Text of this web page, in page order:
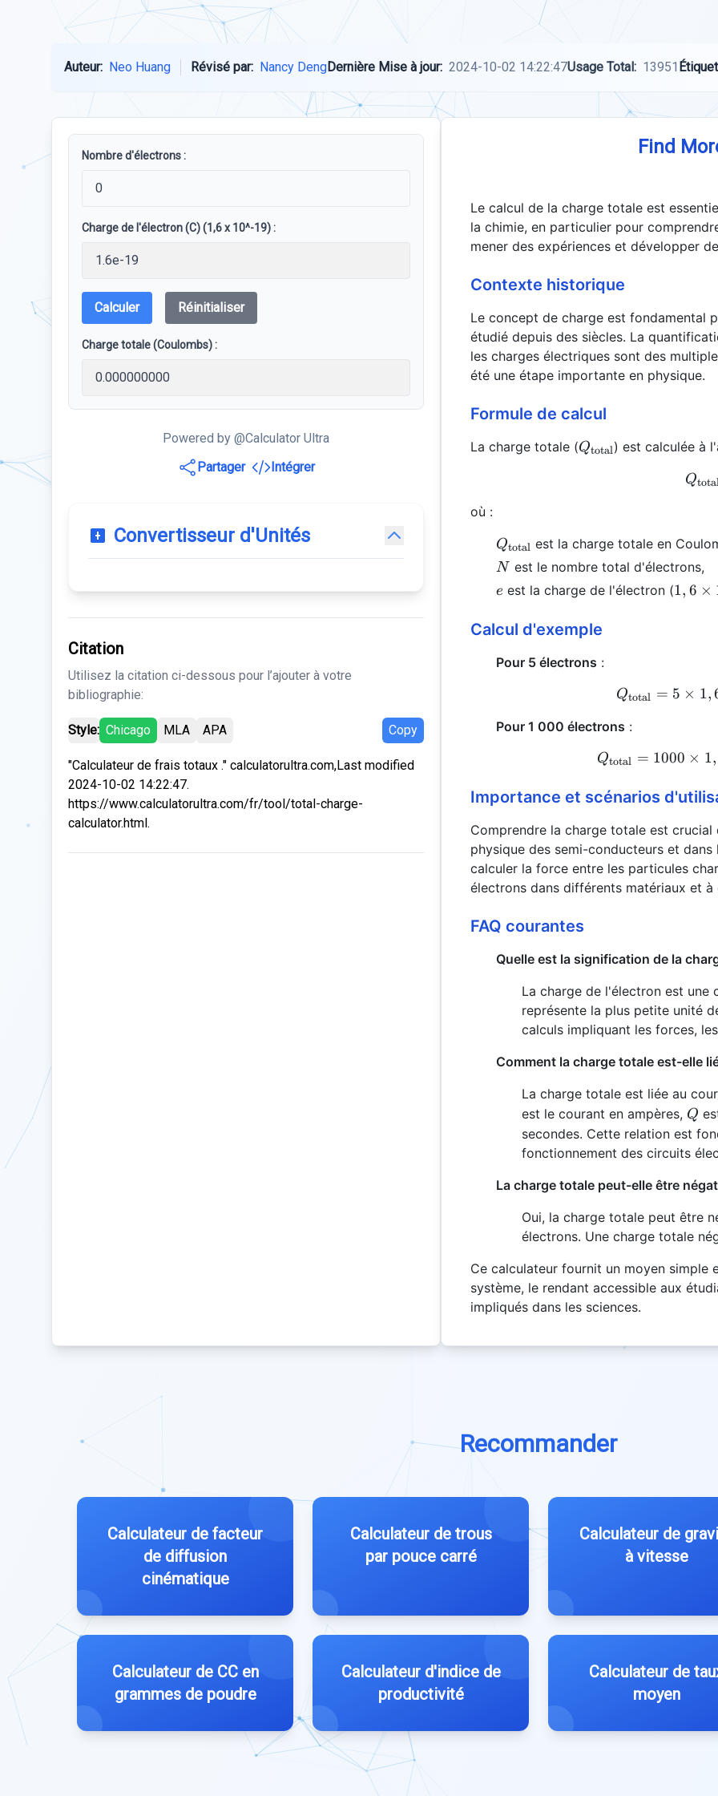
Auteur: Neo Huang Révisé par: Nancy DengDernière Mise à jour: 2024-10-02 14:22:47Usage Total: 13951
Nombre d'électrons :
Charge de l'électron (C) (1,6 x 10^-19) :
Calculer Réinitialiser
Charge totale (Coulombs) :
Powered by @Calculator Ultra
Partager
Intégrer
Convertisseur d'Unités
Citation
Utilisez la citation ci-dessous pour l’ajouter à votre
bibliographie:
Style: Chicago MLA APA Copy
"Calculateur de frais totaux ." calculatorultra.com,Last modified
2024-10-02 14:22:47.
https://www.calculatorultra.com/fr/tool/total-charge-
calculator.html.
Find
Le calcul de la charge totale est
la chimie, en particulier pour
mener des expériences et développer
Contexte historique
Le concept de charge est fondamental
étudié depuis des siècles. La
les charges électriques sont des
été une étape importante en physique.
Formule de calcul
La charge totale (Q_{\text{total}}
Qtotal) est calculée à
Q
où :
Q_{\text{total}}
Qtotal est la charge totale en
N
N est le nombre total d'électrons,
e
e est la charge de l'électron (1,6
1, 6 ×
Calcul d'exemple
Pour 5 électrons :
Qtotal = 5 × 1,
Pour 1 000 électrons :
Qtotal = 1000 × 1,
Importance et scénarios
Comprendre la charge totale est
physique des semi-conducteurs et
calculer la force entre les particules
électrons dans différents matériaux et
FAQ courantes
Quelle est la signification de la
La charge de l'électron est une
représente la plus petite unité
calculs impliquant les forces,
Comment la charge totale est-elle
La charge totale est liée au
est le courant en ampères, Q
Q
secondes. Cette relation est
fonctionnement des circuits
La charge totale peut-elle être
Oui, la charge totale peut être
électrons. Une charge totale
Ce calculateur fournit un moyen
système, le rendant accessible aux
impliqués dans les sciences.
Recommander
Calculateur de facteur
de diffusion
cinématique
Calculateur de trous
par pouce carré
Calculateur de
à vitesse
Calculateur de CC en
grammes de poudre
Calculateur d'indice de
productivité
Calculateur de
moyen